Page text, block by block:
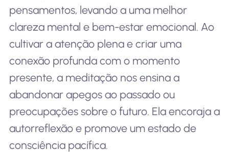
pensamentos, levando a uma melhor
clareza mental e bem-estar emocional. Ao
cultivar a atenção plena e criar uma
conexão profunda com o momento
presente, a meditação nos ensina a
abandonar apegos ao passado ou
preocupações sobre o futuro. Ela encoraja a
autorreflexão e promove um estado de
consciência pacífica.